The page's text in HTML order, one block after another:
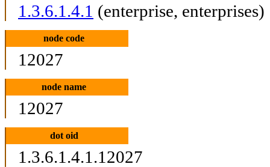
1.3.6.1.4.1 (enterprise, enterprises)
node code
12027
node name
12027
dot oid
1.3.6.1.4.1.12027